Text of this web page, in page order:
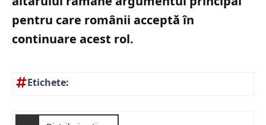
pentru care românii acceptă în
continuare acest rol.
Etichete: